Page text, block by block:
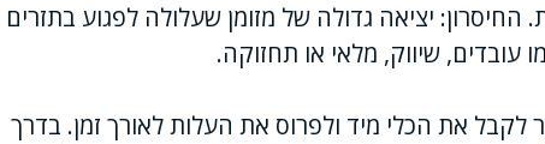
יציאה גדולה של מזומן שעלולה לפגוע בתזרים
שיווק, מלאי או תחזוקה.
את הכלי מיד ולפרוס את העלות לאורך זמן. בדרך